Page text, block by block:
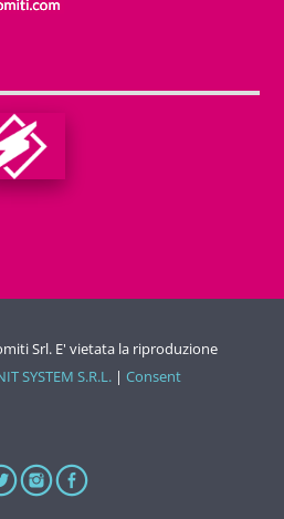
Srl. E' vietata la riproduzione
SYSTEM S.R.L. | Consent